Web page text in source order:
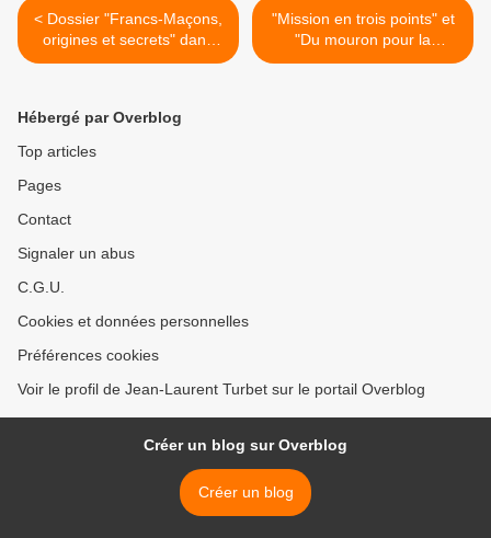
< Dossier "Francs-Maçons,
origines et secrets" dans
Historia de Janvier 2010.
"Mission en trois points" et
"Du mouron pour la
Joconde" de Georges
Hébergé par Overblog
Top articles
Pages
Contact
Signaler un abus
C.G.U.
Cookies et données personnelles
Préférences cookies
Voir le profil de Jean-Laurent Turbet sur le portail Overblog
Créer un blog sur Overblog
Créer un blog